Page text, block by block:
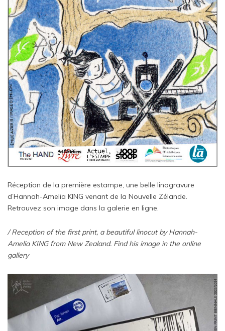
Réception de la première estampe, une belle linogravure
d’Hannah-Amelia KING venant de la Nouvelle Zélande.
Retrouvez son image dans la galerie en ligne.
/ Reception of the first print, a beautiful linocut by Hannah-
Amelia KING from New Zealand. Find his image in the online
gallery